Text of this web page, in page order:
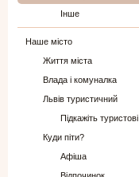
Інше
Наше місто
Життя міста
Влада і комуналка
Львів туристичний
Підкажіть туристові
Куди піти?
Афіша